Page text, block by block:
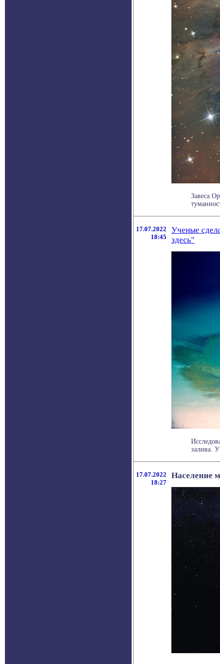
Завеса
17.07.2022
18:45
Ученые
здесь"
залива.
17.07.2022
18:27
Население